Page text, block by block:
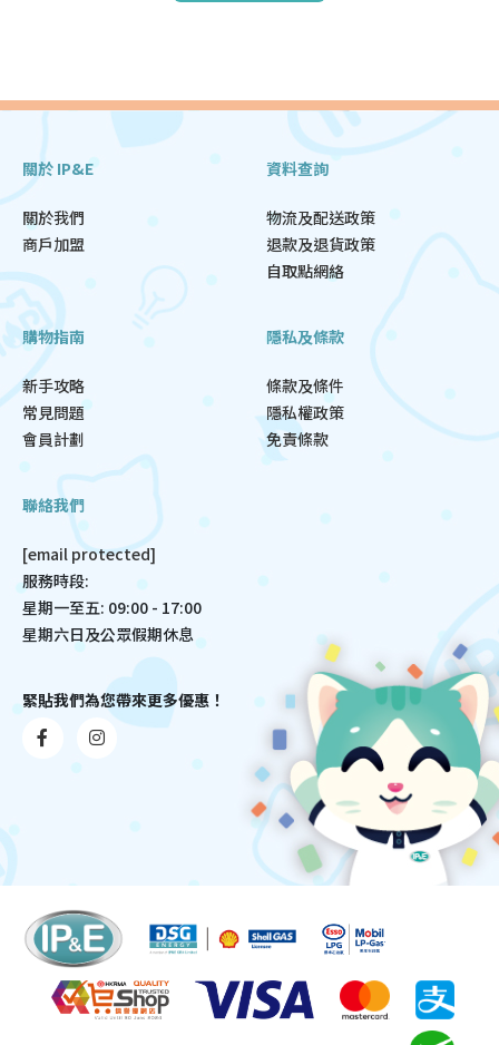
關於 IP&E
關於我們
商戶加盟
資料查詢
物流及配送政策
退款及退貨政策
自取點網絡
購物指南
新手攻略
常見問題
會員計劃
隱私及條款
條款及條件
隱私權政策
免責條款
聯絡我們
[email protected]
服務時段:
星期一至五: 09:00 - 17:00
星期六日及公眾假期休息
緊貼我們為您帶來更多優惠！